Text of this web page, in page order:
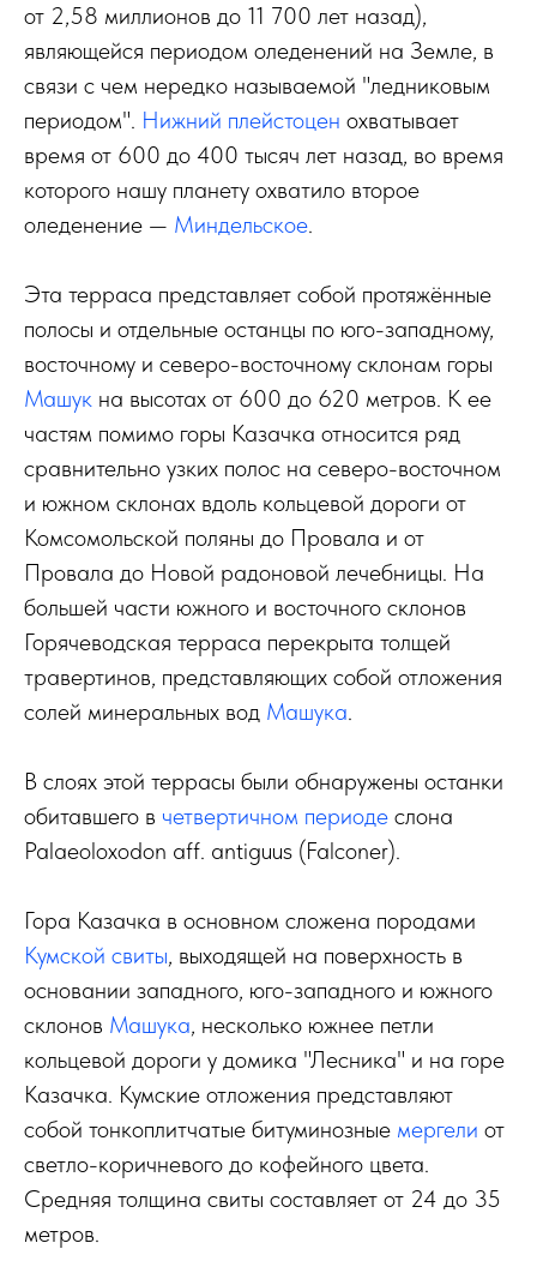
от 2,58 миллионов до 11 700 лет назад),
являющейся периодом оледенений на Земле, в
связи с чем нередко называемой "ледниковым
периодом". Нижний плейстоцен охватывает
время от 600 до 400 тысяч лет назад, во время
которого нашу планету охватило второе
оледенение — Миндельское.
Эта терраса представляет собой протяжённые
полосы и отдельные останцы по юго-западному,
восточному и северо-восточному склонам горы
Машук на высотах от 600 до 620 метров. К ее
частям помимо горы Казачка относится ряд
сравнительно узких полос на северо-восточном
и южном склонах вдоль кольцевой дороги от
Комсомольской поляны до Провала и от
Провала до Новой радоновой лечебницы. На
большей части южного и восточного склонов
Горячеводская терраса перекрыта толщей
травертинов, представляющих собой отложения
солей минеральных вод Машука.
В слоях этой террасы были обнаружены останки
обитавшего в четвертичном периоде слона
Palaeoloxodon aff. antiguus (Falconer).
Гора Казачка в основном сложена породами
Кумской свиты, выходящей на поверхность в
основании западного, юго-западного и южного
склонов Машука, несколько южнее петли
кольцевой дороги у домика "Лесника" и на горе
Казачка. Кумские отложения представляют
собой тонкоплитчатые битуминозные мергели от
светло-коричневого до кофейного цвета.
Средняя толщина свиты составляет от 24 до 35
метров.